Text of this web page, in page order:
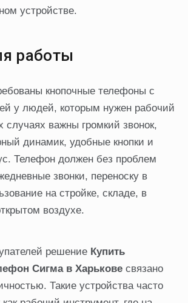
устройстве.
работы
кнопочные телефоны с
у людей, которым нужен рабочий
случаях важны громкий звонок,
динамик, удобные кнопки и
Телефон должен без проблем
звонки, переноску в
на стройке, складе, в
воздухе.
решение Купить
Сигма в Харькове связано
Такие устройства часто